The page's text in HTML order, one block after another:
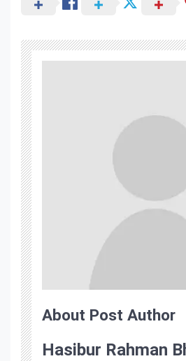
About Post Author
Hasibur Rahman